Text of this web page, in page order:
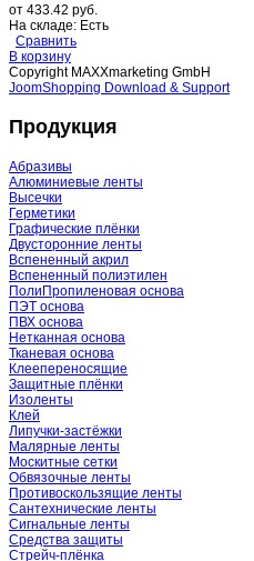
от 433.42 руб.
На складе: Есть
Сравнить
В корзину
Copyright MAXXmarketing GmbH
JoomShopping Download & Support
Продукция
Абразивы
Алюминиевые ленты
Высечки
Герметики
Графические плёнки
Двусторонние ленты
Вспененный акрил
Вспененный полиэтилен
ПолиПропиленовая основа
ПЭТ основа
ПВХ основа
Нетканная основа
Тканевая основа
Клеепереносящие
Защитные плёнки
Изоленты
Клей
Липучки-застёжки
Малярные ленты
Москитные сетки
Обвязочные ленты
Противоскользящие ленты
Сантехнические ленты
Сигнальные ленты
Средства защиты
Стрейч-плёнка